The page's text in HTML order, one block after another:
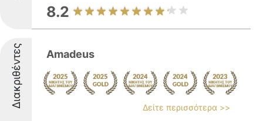
8.2
Διακριθέντες Amadeus
Δείτε περισσότερα >>